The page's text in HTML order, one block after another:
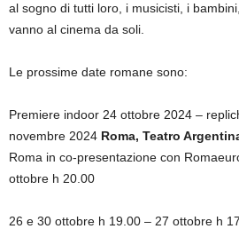
al sogno di tutti loro, i musicisti, i
vanno al cinema da soli.
Le prossime date romane sono:
Premiere indoor 24 ottobre 2024 –
novembre 2024 Roma, Teatro
Roma in co-presentazione con
ottobre h 20.00
26 e 30 ottobre h 19.00 – 27 ottobre h